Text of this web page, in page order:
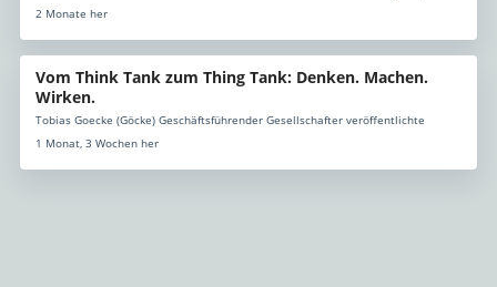
2 Monate her
Vom Think Tank zum Thing Tank: Denken. Machen.
Wirken.
Tobias Goecke (Göcke) Geschäftsführender Gesellschafter veröffentlichte
1 Monat, 3 Wochen her